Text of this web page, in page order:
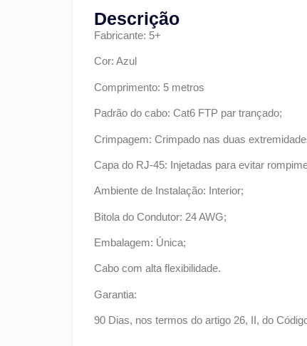
Descrição
Fabricante: 5+
Cor: Azul
Comprimento: 5 metros
Padrão do cabo: Cat6 FTP par trançado;
Crimpagem: Crimpado nas duas
Capa do RJ-45: Injetadas para evitar
Ambiente de Instalação: Interior;
Bitola do Condutor: 24 AWG;
Embalagem: Única;
Cabo com alta flexibilidade.
Garantia:
90 Dias, nos termos do artigo 26, II, do